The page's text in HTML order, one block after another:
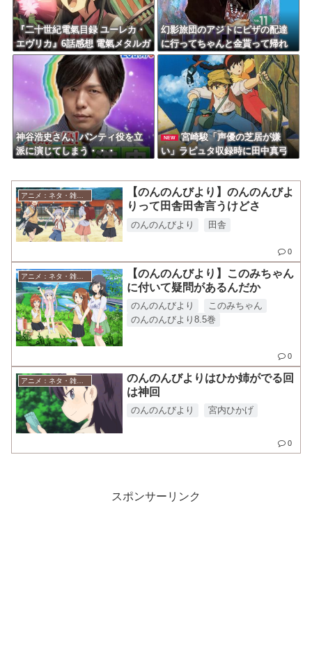
Powered by livedoor 相互RSS
『二十世紀電氣目録 ユーレカ・
エヴリカ』6話感想 電氣メタルガ
ールズバンド爆誕
幻影旅団のアジトにピザの配達
に行ってちゃんと金貰って帰れ
る可能性ある？
神谷浩史さん、パンティ役を立
派に演じてしまう・・・
NEW
宮崎駿「声優の芝居が嫌
い」ラピュタ収録時に田中真弓
アニメ：ネタ・雑談・ニュース
【のんのんびより】のんのんびよ
りって田舎田舎言うけどさ
のんのんびより 田舎
0
アニメ：ネタ・雑談・ニュース
【のんのんびより】このみちゃん
に付いて疑問があるんだか
のんのんびより
このみちゃん
のんのんびより8.5巻
0
アニメ：ネタ・雑談・ニュース
のんのんびよりはひか姉がでる回
は神回
のんのんびより 宮内ひかげ
0
スポンサーリンク